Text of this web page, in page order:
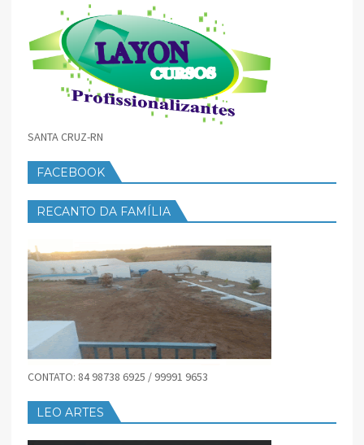
SANTA CRUZ-RN
FACEBOOK
RECANTO DA FAMÍLIA
CONTATO: 84 98738 6925 / 99991 9653
LEO ARTES